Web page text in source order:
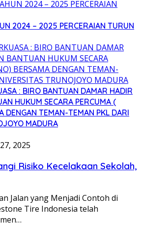
2024 – 2025 PERCERAIAN TURUN
: BIRO BANTUAN DAMAR HADIR
HUKUM SECARA PERCUMA (
DENGAN TEMAN-TEMAN PKL DARI
MADURA
2025
Risiko Kecelakaan Sekolah,
Jalan yang Menjadi Contoh di
Tire Indonesia telah